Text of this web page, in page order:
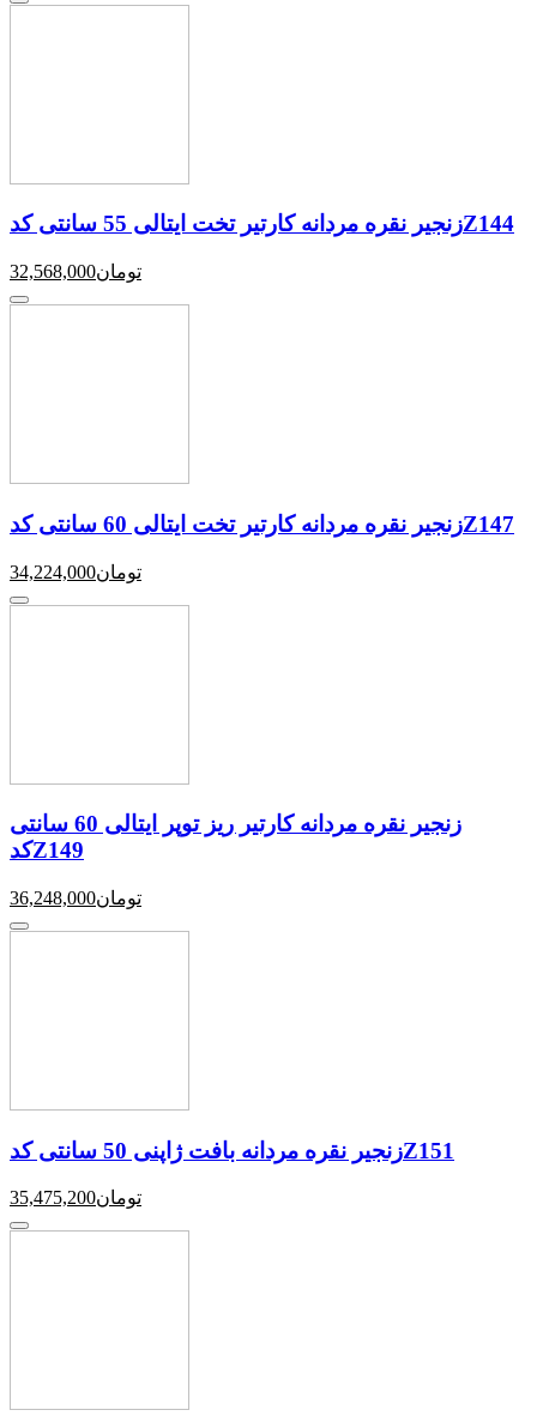
زنجیر نقره مردانه کارتیر تخت ایتالی 55 سانتی کدZ144
32,568,000تومان
زنجیر نقره مردانه کارتیر تخت ایتالی 60 سانتی کدZ147
34,224,000تومان
زنجیر نقره مردانه کارتیر ریز توپر ایتالی 60 سانتی
کدZ149
36,248,000تومان
زنجیر نقره مردانه بافت ژاپنی 50 سانتی کدZ151
35,475,200تومان